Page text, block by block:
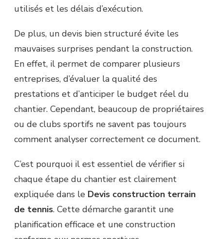
utilisés et les délais d’exécution.
De plus, un devis bien structuré évite les
mauvaises surprises pendant la construction.
En effet, il permet de comparer plusieurs
entreprises, d’évaluer la qualité des
prestations et d’anticiper le budget réel du
chantier. Cependant, beaucoup de propriétaires
ou de clubs sportifs ne savent pas toujours
comment analyser correctement ce document.
C’est pourquoi il est essentiel de vérifier si
chaque étape du chantier est clairement
expliquée dans le Devis construction terrain
de tennis. Cette démarche garantit une
planification efficace et une construction